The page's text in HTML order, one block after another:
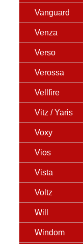
Vanguard
Venza
Verso
Verossa
Vellfire
Vitz / Yaris
Voxy
Vios
Vista
Voltz
Will
Windom